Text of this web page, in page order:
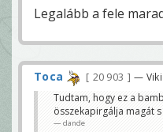
Legalább a fele
Toca 20 903 —
Tudtam, hogy ez a
összekapirgálja magát
dande